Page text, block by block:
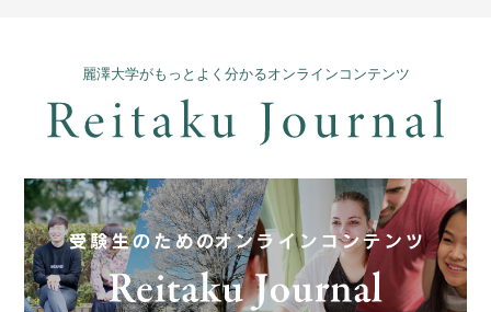
麗澤大学がもっとよく分かるオンラインコンテンツ